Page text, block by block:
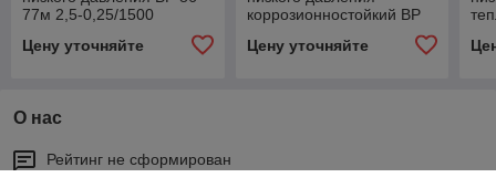
77м 2,5-0,25/1500
Цену уточняйте
коррозионностойкий ВР
86-77м 2,5-0,18/1500 К1
Цену уточняйте
О нас
Рейтинг не сформирован